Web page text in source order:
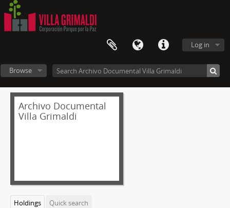
Log in
Browse
Archivo Documental
Villa Grimaldi
Holdings
Quick search